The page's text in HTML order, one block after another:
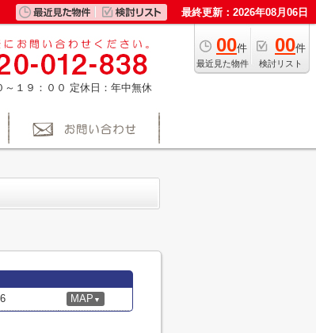
最終更新：2026年08月06日
00件
最近見た物件
00件
検討リスト
～１９：００ 定休日：年中無休
MAP ▼